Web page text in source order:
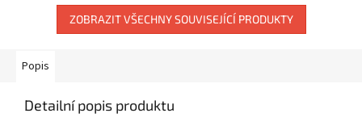
ZOBRAZIT VŠECHNY SOUVISEJÍCÍ PRODUKTY
Popis
Detailní popis produktu